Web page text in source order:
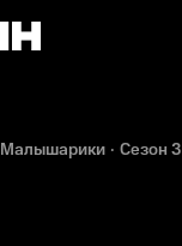
Малышарики Сезон 3